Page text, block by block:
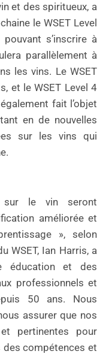
et des spiritueux, a
le WSET Level
s’inscrire à
parallèlement à
les vins. Le WSET
et le WSET Level 4
fait l’objet
en de nouvelles
sur les vins qui
sur le vin seront
améliorée et
», selon
WSET, Ian Harris, a
éducation et des
professionnels et
50 ans. Nous
assurer que nos
pertinentes pour
des compétences et